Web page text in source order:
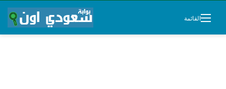
القائمة